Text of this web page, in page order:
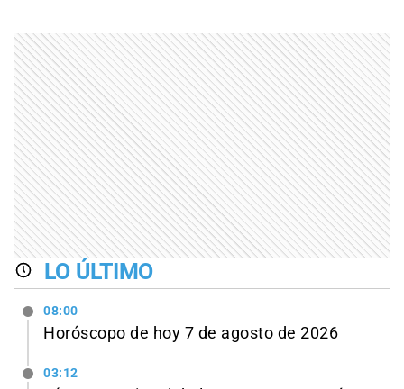
LO ÚLTIMO
08:00
Horóscopo de hoy 7 de agosto de 2026
03:12